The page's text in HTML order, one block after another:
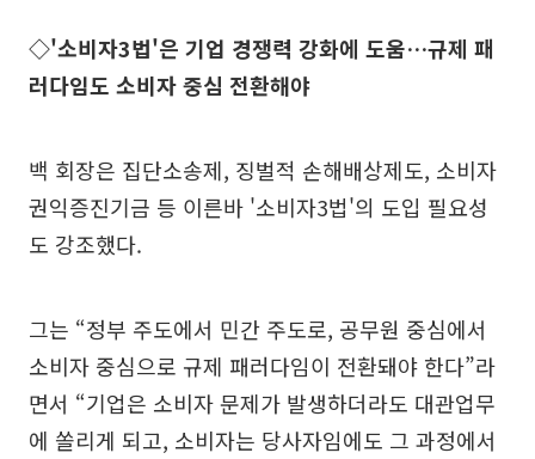
◇'소비자3법'은 기업 경쟁력 강화에 도움…규제 패
러다임도 소비자 중심 전환해야
백 회장은 집단소송제, 징벌적 손해배상제도, 소비자
권익증진기금 등 이른바 '소비자3법'의 도입 필요성
도 강조했다.
그는 “정부 주도에서 민간 주도로, 공무원 중심에서
소비자 중심으로 규제 패러다임이 전환돼야 한다”라
면서 “기업은 소비자 문제가 발생하더라도 대관업무
에 쏠리게 되고, 소비자는 당사자임에도 그 과정에서